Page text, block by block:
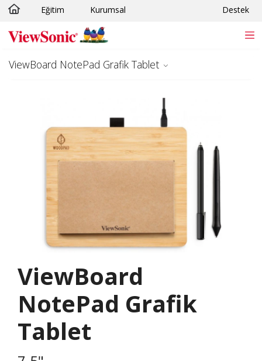
Skip to main content
Eğitim Kurumsal Destek
ViewBoard NotePad Grafik Tablet
ViewBoard
NotePad Grafik
Tablet